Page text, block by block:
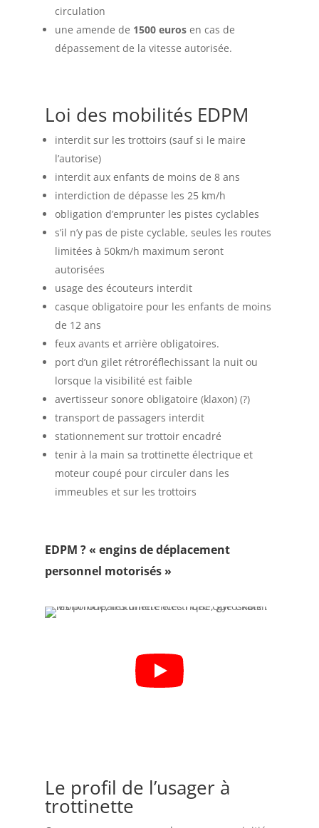
circulation
une amende de 1500 eurosen cas de
dépassement de la vitesse autorisée.
Loi des mobilités EDPM
interdit sur les trottoirs (sauf si le maire
l’autorise)
interdit aux enfants de moins de 8 ans
interdiction de dépasse les 25 km/h
obligation d’emprunter les pistes cyclables
s’il n’y pas de piste cyclable, seules les routes
limitées à 50km/h maximum seront
autorisées
usage des écouteurs interdit
casque obligatoire pour les enfants de moins
de 12 ans
feux avants et arrière obligatoires.
port d’un gilet rétroréflechissant la nuit ou
lorsque la visibilité est faible
avertisseur sonore obligatoire (klaxon) (?)
transport de passagers interdit
stationnement sur trottoir encadré
tenir à la main sa trottinette électrique et
moteur coupé pour circuler dans les
immeubles et sur les trottoirs
EDPM ? « engins de déplacement
personnel motorisés »
Le profil de l’usager à
trottinette